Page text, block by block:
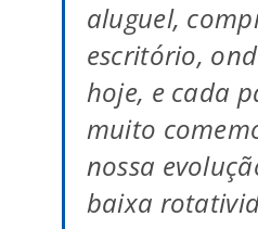
aluguel,
escritório,
hoje, e cada
muito
nossa
baixa